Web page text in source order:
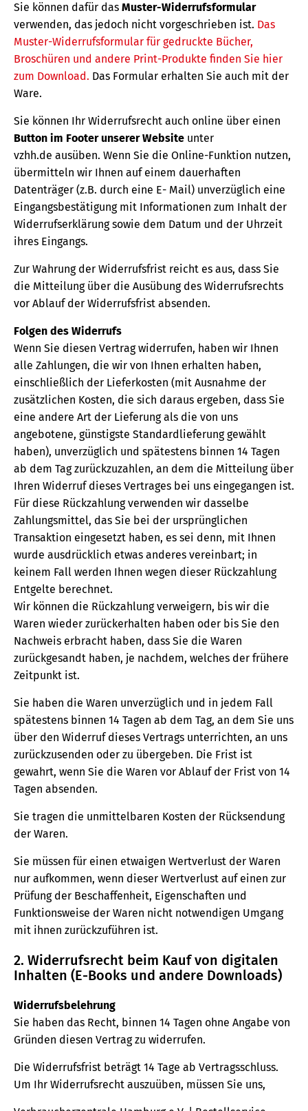
Sie können dafür das Muster-Widerrufsformular
verwenden, das jedoch nicht vorgeschrieben ist. Das
Muster-Widerrufsformular für gedruckte Bücher,
Broschüren und andere Print-Produkte finden Sie hier
zum Download. Das Formular erhalten Sie auch mit der
Ware.
Sie können Ihr Widerrufsrecht auch online über einen
Button im Footer unserer Website unter
vzhh.de ausüben. Wenn Sie die Online-Funktion nutzen,
übermitteln wir Ihnen auf einem dauerhaften
Datenträger (z.B. durch eine E- Mail) unverzüglich eine
Eingangsbestätigung mit Informationen zum Inhalt der
Widerrufserklärung sowie dem Datum und der Uhrzeit
ihres Eingangs.
Zur Wahrung der Widerrufsfrist reicht es aus, dass Sie
die Mitteilung über die Ausübung des Widerrufsrechts
vor Ablauf der Widerrufsfrist absenden.
Folgen des Widerrufs
Wenn Sie diesen Vertrag widerrufen, haben wir Ihnen
alle Zahlungen, die wir von Ihnen erhalten haben,
einschließlich der Lieferkosten (mit Ausnahme der
zusätzlichen Kosten, die sich daraus ergeben, dass Sie
eine andere Art der Lieferung als die von uns
angebotene, günstigste Standardlieferung gewählt
haben), unverzüglich und spätestens binnen 14 Tagen
ab dem Tag zurückzuzahlen, an dem die Mitteilung über
Ihren Widerruf dieses Vertrages bei uns eingegangen ist.
Für diese Rückzahlung verwenden wir dasselbe
Zahlungsmittel, das Sie bei der ursprünglichen
Transaktion eingesetzt haben, es sei denn, mit Ihnen
wurde ausdrücklich etwas anderes vereinbart; in
keinem Fall werden Ihnen wegen dieser Rückzahlung
Entgelte berechnet.
Wir können die Rückzahlung verweigern, bis wir die
Waren wieder zurückerhalten haben oder bis Sie den
Nachweis erbracht haben, dass Sie die Waren
zurückgesandt haben, je nachdem, welches der frühere
Zeitpunkt ist.
Sie haben die Waren unverzüglich und in jedem Fall
spätestens binnen 14 Tagen ab dem Tag, an dem Sie uns
über den Widerruf dieses Vertrags unterrichten, an uns
zurückzusenden oder zu übergeben. Die Frist ist
gewahrt, wenn Sie die Waren vor Ablauf der Frist von 14
Tagen absenden.
Sie tragen die unmittelbaren Kosten der Rücksendung
der Waren.
Sie müssen für einen etwaigen Wertverlust der Waren
nur aufkommen, wenn dieser Wertverlust auf einen zur
Prüfung der Beschaffenheit, Eigenschaften und
Funktionsweise der Waren nicht notwendigen Umgang
mit ihnen zurückzuführen ist.
2. Widerrufsrecht beim Kauf von digitalen
Inhalten (E-Books und andere Downloads)
Widerrufsbelehrung
Sie haben das Recht, binnen 14 Tagen ohne Angabe von
Gründen diesen Vertrag zu widerrufen.
Die Widerrufsfrist beträgt 14 Tage ab Vertragsschluss.
Um Ihr Widerrufsrecht auszuüben, müssen Sie uns,